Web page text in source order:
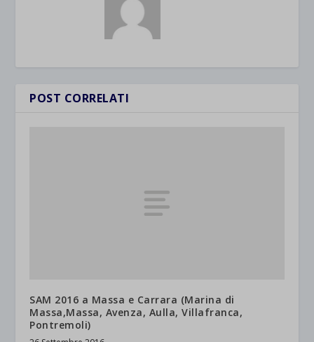
POST CORRELATI
SAM 2016 a Massa e Carrara (Marina di
Massa,Massa, Avenza, Aulla, Villafranca,
Pontremoli)